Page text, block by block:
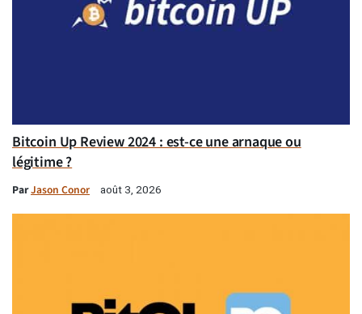
Bitcoin Up Review 2024 : est-ce une arnaque ou
légitime ?
ParJason Conor août 3, 2026